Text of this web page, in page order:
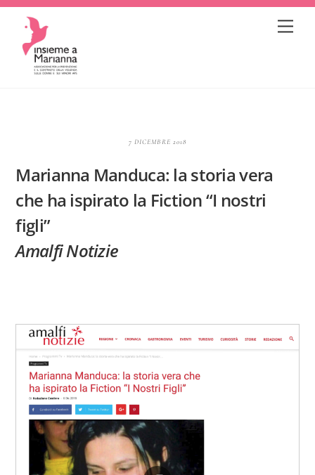
Skip
content
7 DICEMBRE 2018
Marianna Manduca: la storia vera
che ha ispirato la Fiction “I nostri
figli”
Amalfi Notizie